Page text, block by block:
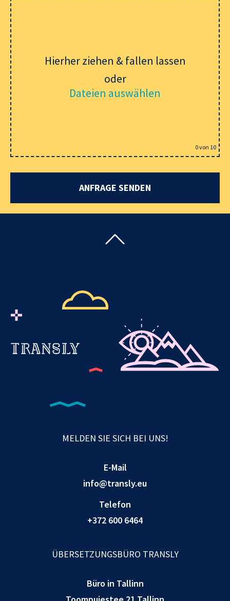
Hierher ziehen & fallen lassen
oder
Dateien auswählen
0von 10
MELDEN SIE SICH BEI UNS!
E-Mail
info@transly.eu
Telefon
+372 600 6464
ÜBERSETZUNGSBÜRO TRANSLY
Büro in Tallinn